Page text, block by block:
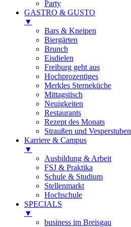
Party
GASTRO & GUSTO
▼
Bars & Kneipen
Biergärten
Brunch
Eisdielen
Freiburg geht aus
Hochprozentiges
Merkles Sterneküche
Mittagstisch
Neuigkeiten
Restaurants
Rezept des Monats
Straußen und Vesperstuben
Karriere & Campus
▼
Ausbildung & Arbeit
FSJ & Praktika
Schule & Studium
Stellenmarkt
Hochschule
SPECIALS
▼
business im Breisgau